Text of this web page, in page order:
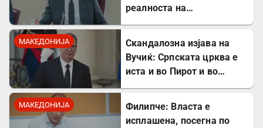
реалноста на
МАКЕДОНИЈА
Скандалозна изјава на
Вучиќ: Српската црква е
иста и во Пирот и во
МАКЕДОНИЈА
Филипче: Власта е
исплашена, посегна по